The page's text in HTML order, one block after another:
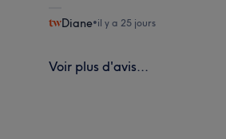
Diane•il y a 25 jours
Voir plus d'avis...